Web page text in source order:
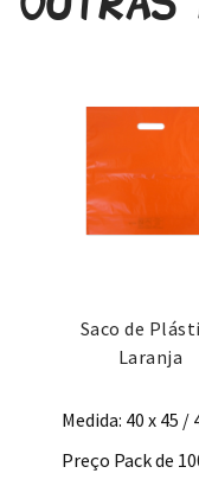
Saco de
Laranja
Medida: 40 x 45 /
Preço Pack de